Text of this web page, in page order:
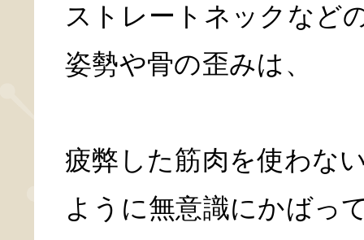
ストレートネックなど
姿勢や骨の歪みは、
疲弊した筋肉を使わな
ように無意識にかばっ